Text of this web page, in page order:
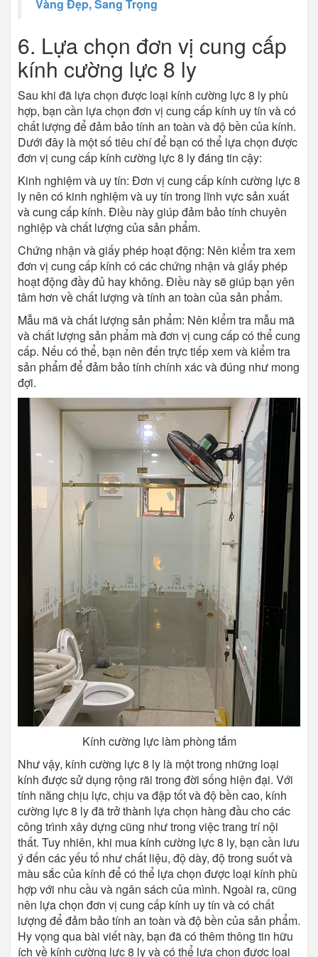
Vàng Đẹp, Sang Trọng
6. Lựa chọn đơn vị cung cấp
kính cường lực 8 ly
Sau khi đã lựa chọn được loại kính cường lực 8 ly phù
hợp, bạn cần lựa chọn đơn vị cung cấp kính uy tín và có
chất lượng để đảm bảo tính an toàn và độ bền của kính.
Dưới đây là một số tiêu chí để bạn có thể lựa chọn được
đơn vị cung cấp kính cường lực 8 ly đáng tin cậy:
Kinh nghiệm và uy tín: Đơn vị cung cấp kính cường lực 8
ly nên có kinh nghiệm và uy tín trong lĩnh vực sản xuất
và cung cấp kính. Điều này giúp đảm bảo tính chuyên
nghiệp và chất lượng của sản phẩm.
Chứng nhận và giấy phép hoạt động: Nên kiểm tra xem
đơn vị cung cấp kính có các chứng nhận và giấy phép
hoạt động đầy đủ hay không. Điều này sẽ giúp bạn yên
tâm hơn về chất lượng và tính an toàn của sản phẩm.
Mẫu mã và chất lượng sản phẩm: Nên kiểm tra mẫu mã
và chất lượng sản phẩm mà đơn vị cung cấp có thể cung
cấp. Nếu có thể, bạn nên đến trực tiếp xem và kiểm tra
sản phẩm để đảm bảo tính chính xác và đúng như mong
đợi.
Kính cường lực làm phòng tắm
Như vậy, kính cường lực 8 ly là một trong những loại
kính được sử dụng rộng rãi trong đời sống hiện đại. Với
tính năng chịu lực, chịu va đập tốt và độ bền cao, kính
cường lực 8 ly đã trở thành lựa chọn hàng đầu cho các
công trình xây dựng cũng như trong việc trang trí nội
thất. Tuy nhiên, khi mua kính cường lực 8 ly, bạn cần lưu
ý đến các yếu tố như chất liệu, độ dày, độ trong suốt và
màu sắc của kính để có thể lựa chọn được loại kính phù
hợp với nhu cầu và ngân sách của mình. Ngoài ra, cũng
nên lựa chọn đơn vị cung cấp kính uy tín và có chất
lượng để đảm bảo tính an toàn và độ bền của sản phẩm.
Hy vọng qua bài viết này, bạn đã có thêm thông tin hữu
ích về kính cường lực 8 ly và có thể lựa chọn được loại